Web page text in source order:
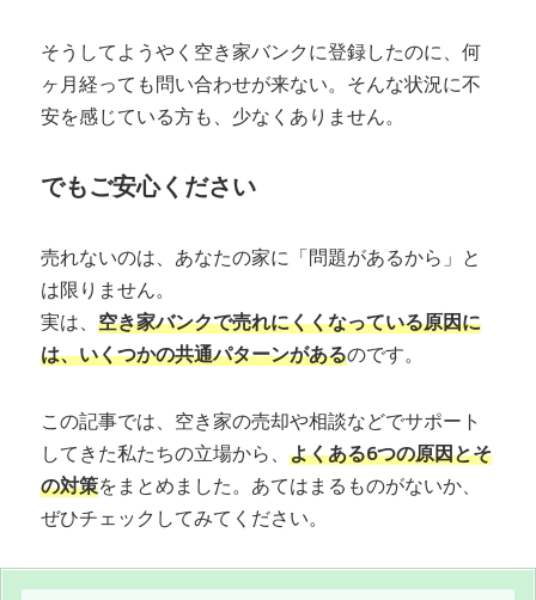
そうしてようやく空き家バンクに登録したのに、何
ヶ月経っても問い合わせが来ない。そんな状況に不
安を感じている方も、少なくありません。
でもご安心ください
売れないのは、あなたの家に「問題があるから」と
は限りません。
実は、 空き家バンクで売れにくくなっている原因に
は、いくつかの共通パターンがあるのです。
この記事では、空き家の売却や相談などでサポート
してきた私たちの立場から、 よくある6つの原因とそ
の対策をまとめました。あてはまるものがないか、
ぜひチェックしてみてください。